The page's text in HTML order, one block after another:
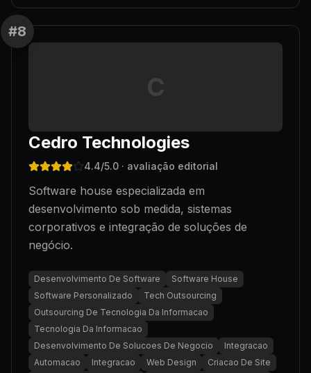
#8
C
Cedro Technologies
4.4/5.0 · avaliação editorial
Software house especializada em
desenvolvimento sob medida, sistemas
corporativos e integração de soluções de
negócio.
Desenvolvimento De Software
Software House
Software Personalizado
Tech Outsourcing
Outsourcing De Tecnologia Da Informacao
Tecnologia Da Informacao
Desenvolvimento De Solucoes De Negocio
Integracao
Automacao
Integracao Web Design
Criacao De Site